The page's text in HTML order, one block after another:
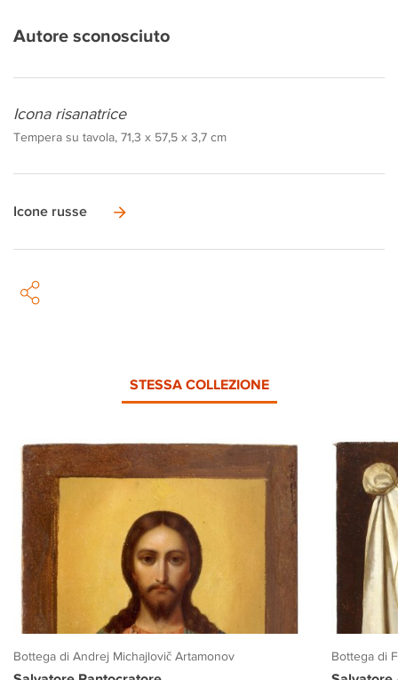
Autore sconosciuto
Icona risanatrice
Tempera su tavola, 71,3 x 57,5 x 3,7 cm
Icone russe
STESSA COLLEZIONE
Bottega di Andrej Michajlovič Artamonov Bottega di